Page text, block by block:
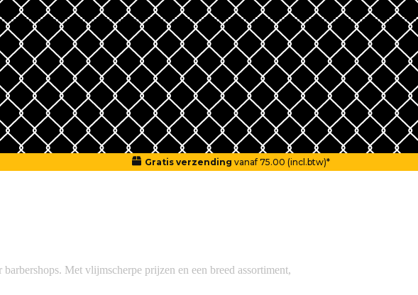
Gratis verzending vanaf 75.00 (incl.btw)*
Met vlijmscherpe prijzen en een breed assortiment,